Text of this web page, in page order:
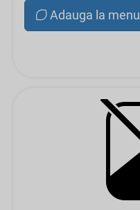
Adauga la menu